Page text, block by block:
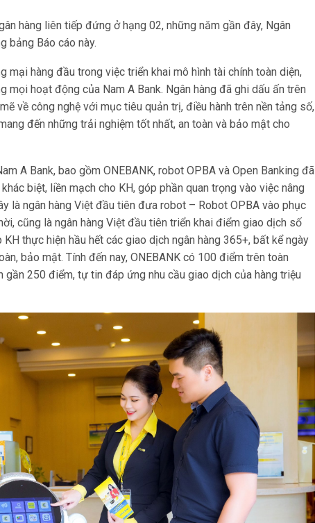
hàng liên tiếp đứng ở hạng 02, những năm gần đây, Ngân
bảng Báo cáo này.
mại hàng đầu trong việc triển khai mô hình tài chính toàn diện,
mọi hoạt động của Nam A Bank. Ngân hàng đã ghi dấu ấn trên
về công nghệ với mục tiêu quản trị, điều hành trên nền tảng số,
đến những trải nghiệm tốt nhất, an toàn và bảo mật cho
A Bank, bao gồm ONEBANK, robot OPBA và Open Banking đã
biệt, liền mạch cho KH, góp phần quan trọng vào việc nâng
là ngân hàng Việt đầu tiên đưa robot – Robot OPBA vào phục
cũng là ngân hàng Việt đầu tiên triển khai điểm giao dịch số
thực hiện hầu hết các giao dịch ngân hàng 365+, bất kể ngày
bảo mật. Tính đến nay, ONEBANK có 100 điểm trên toàn
gần 250 điểm, tự tin đáp ứng nhu cầu giao dịch của hàng triệu